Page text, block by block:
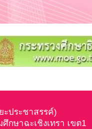
ะประชาสรรค์)
กษาฉะเชิงเทรา เขต1